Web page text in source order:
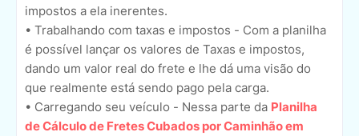
impostos a ela inerentes.
• Trabalhando com taxas e impostos - Com a planilha
é possível lançar os valores de Taxas e impostos,
dando um valor real do frete e lhe dá uma visão do
que realmente está sendo pago pela carga.
• Carregando seu veículo - Nessa parte da Planilha
de Cálculo de Fretes Cubados por Caminhão em